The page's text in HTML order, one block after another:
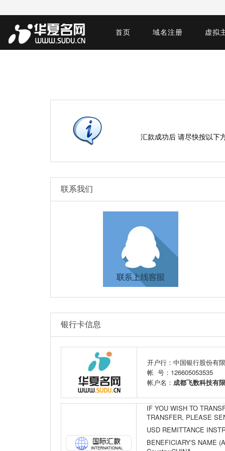
首页 域名注册 虚拟
汇款成功后 请尽快按以下
联系我们
银行卡信息
开户行：中国银行股份有
帐 号：126605053535
帐户名： 成都飞数科技有
IF YOU WISH TO
TRANSFER, PLEASE
USD REMITTANCE
BENEFICIARY'S NAME